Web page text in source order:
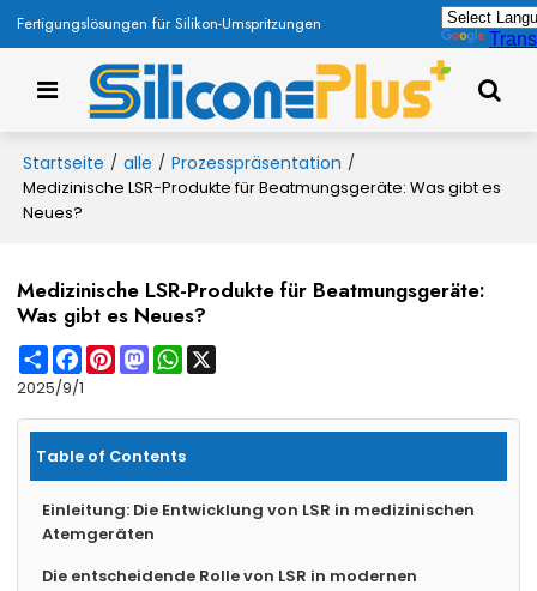
Fertigungslösungen für Silikon-Umspritzungen
Startseite / alle / Prozesspräsentation /
Medizinische LSR-Produkte für Beatmungsgeräte: Was gibt es
Neues?
Medizinische LSR-Produkte für Beatmungsgeräte:
Was gibt es Neues?
ShareFacebook
PinterestMastodonWhatsApp
2025/9/1
Table of Contents
Einleitung: Die Entwicklung von LSR in medizinischen
Atemgeräten
Die entscheidende Rolle von LSR in modernen